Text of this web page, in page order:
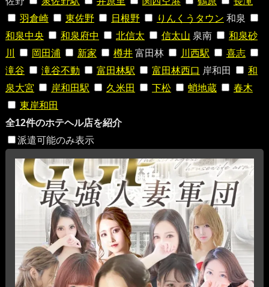
羽倉崎
東佐野 日根野 りんくうタウン 和泉
和泉中央
和泉府中 北信太 信太山 泉南
和泉砂
川
岡田浦 新家 樽井 富田林 川西駅
喜志
滝谷
滝谷不動 富田林駅 富田林西口 岸和田
和
泉大宮
岸和田駅 久米田 下松 蛸地蔵
春木
東岸和田
全12件のホテヘル店を紹介
派遣可能のみ表示